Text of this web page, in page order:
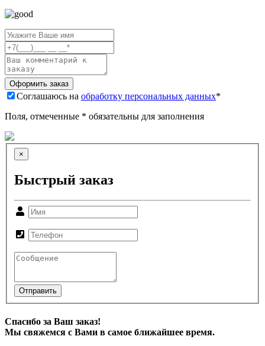
Соглашаюсь на обработку персональных данных*
Поля, отмеченные * обязательны для заполнения
×
Быстрый заказ
Отправить
Спасибо за Ваш заказ!
Мы свяжемся с Вами в самое ближайшее время.